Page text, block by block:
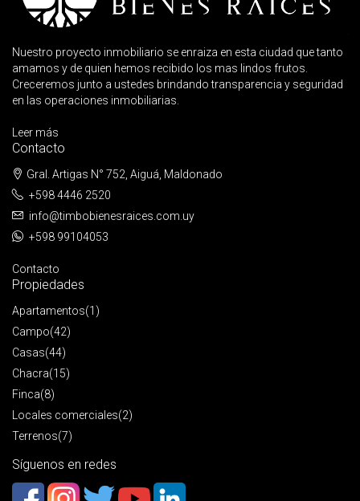
Nuestro proyecto inmobiliario se enraiza en esta ciudad que tanto
amamos y de quien hemos recibido los mas lindos frutos.
Creceremos junto a ustedes brindando transparencia y seguridad
en las operaciones inmobiliarias.
Leer más
Contacto
Gral. Artigas N° 752, Aiguá, Maldonado
+598 4446 2520
info@timbobienesraices.com.uy
+598 99104053
Contacto
Propiedades
Apartamentos(1)
Campo(42)
Casas(44)
Chacra(15)
Finca(8)
Locales comerciales(2)
Terrenos(7)
Síguenos en redes